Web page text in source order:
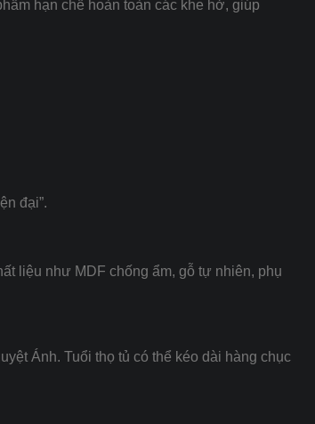
hạn chế hoàn toàn các khe hở, giúp
đại”.
liệu như MDF chống ẩm, gỗ tự nhiên, phụ
Ánh. Tuổi thọ tủ có thể kéo dài hàng chục